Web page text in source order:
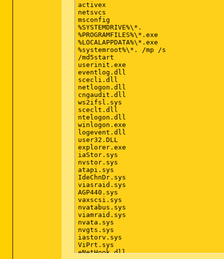
activex
netsvcs
msconfig
%SYSTEMDRIVE%\*.
%PROGRAMFILES%\*.exe
%LOCALAPPDATA%\*.exe
%systemroot%\*. /mp /s
/md5start
userinit.exe
eventlog.dll
scecli.dll
netlogon.dll
cngaudit.dll
ws2ifsl.sys
sceclt.dll
ntelogon.dll
winlogon.exe
logevent.dll
user32.DLL
explorer.exe
iaStor.sys
nvstor.sys
atapi.sys
IdeChnDr.sys
viasraid.sys
AGP440.sys
vaxscsi.sys
nvatabus.sys
viamraid.sys
nvata.sys
nvgts.sys
iastorv.sys
ViPrt.sys
eNetHook.dll